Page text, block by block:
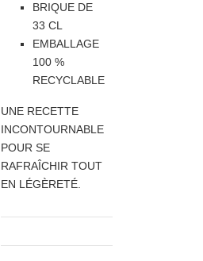
BRIQUE DE
33 CL
EMBALLAGE
100 %
RECYCLABLE
UNE RECETTE
INCONTOURNABLE
POUR SE
RAFRAÎCHIR TOUT
EN LÉGÈRETÉ.